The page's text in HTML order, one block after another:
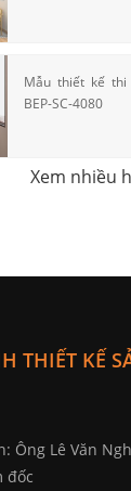
Mẫu thiết kế
BEP-SC-4080
Xem nhiều
THIẾT KẾ
Ông Lê Văn
đốc